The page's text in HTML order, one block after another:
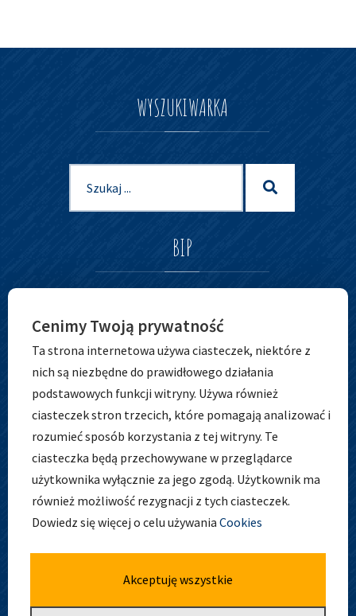
WYSZUKIWARKA
dla:
BIP
ADRES
Zespół Szkolno-Przedszkolny nr 5
ul. Osobowicka 127
51-004 Wrocław
tel. 71 798 44 28
Cenimy Twoją prywatność
Ta strona internetowa używa ciasteczek, niektóre z
nich są niezbędne do prawidłowego działania
podstawowych funkcji witryny. Używa również
ciasteczek stron trzecich, które pomagają analizować i
rozumieć sposób korzystania z tej witryny. Te
ciasteczka będą przechowywane w przeglądarce
użytkownika wyłącznie za jego zgodą. Użytkownik ma
również możliwość rezygnacji z tych ciasteczek.
Dowiedz się więcej o celu używania Cookies
Akceptuję wszystkie